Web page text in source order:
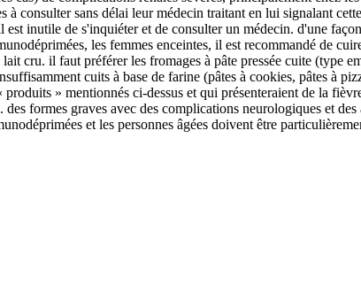
consulter sans délai leur médecin traitant en lui signalant
inutile de s'inquiéter et de consulter un médecin. d'une
les femmes enceintes, il est recommandé de
cru. il faut préférer les fromages à pâte pressée cuite (type
cuits à base de farine (pâtes à cookies, pâtes à
» mentionnés ci-dessus et qui présenteraient de la
formes graves avec des complications neurologiques et
et les personnes âgées doivent être